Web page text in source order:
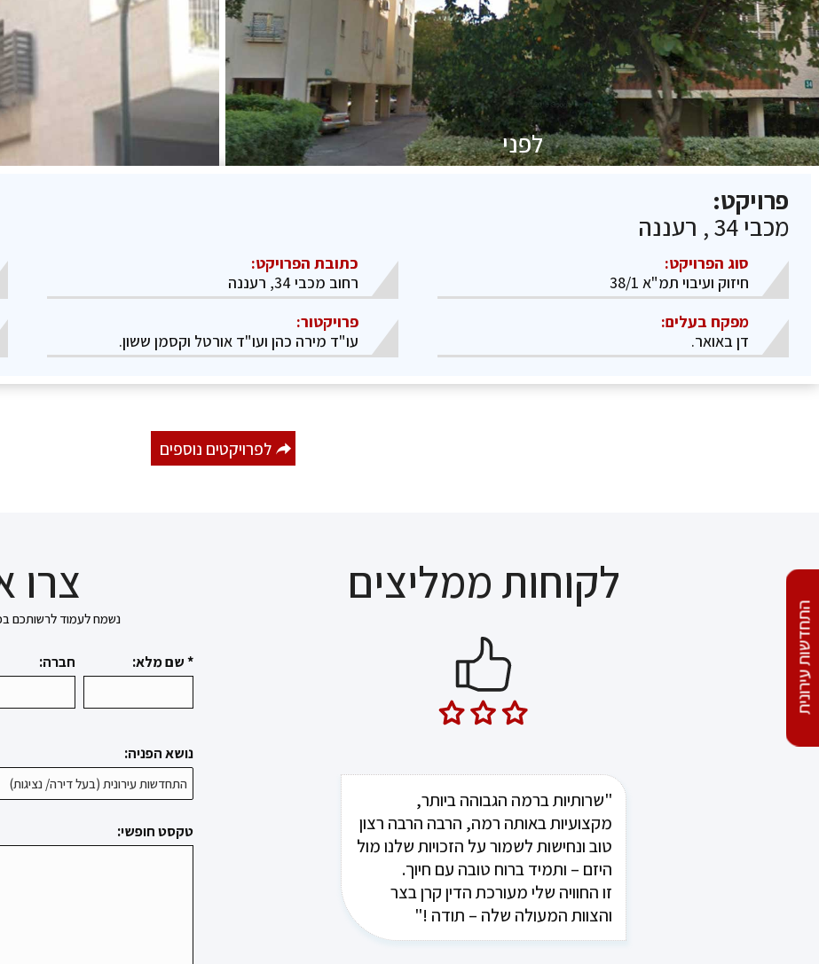
התחדשות עירונית
לפני
פרויקט:
מכבי 34 , רעננה
סוג הפרויקט:
חיזוק ועיבוי תמ"א 38/1
כתובת הפרויקט:
רחוב מכבי 34, רעננה
מפקח בעלים:
דןבאואר.
פרויקטור:
​​​​​עו"ד מירה כהן ועו"ד אורטל וקסמן ששון.
לפרויקטים נוספים
לקוחות ממליצים
"שרותיות ברמה הגבוהה ביותר,
מקצועיות באותה רמה, הרבה הרבה רצון
טוב ונחישות לשמור על הזכויות שלנו מול
היזם – ותמיד ברוח טובה עם חיוך.
זו החוויה שלי מעורכת הדין קרן בצר
והצוות המעולה שלה – תודה !"
"ברצוני להמליץ על משרד עו"ד קרן
בצר, על שירותה, אמינותה והטיפול
המסור. קרן וצוות המשרד מטפלים
באופן ישיר ואישי ודואגים שהלקוח יקבל
את הטיפול והשירות הטוב ביותר"
צרו
נשמח לעמוד לרשותכם בכל
* שם מלא: חברה:
נושא הפניה:
טקסט חופשי: